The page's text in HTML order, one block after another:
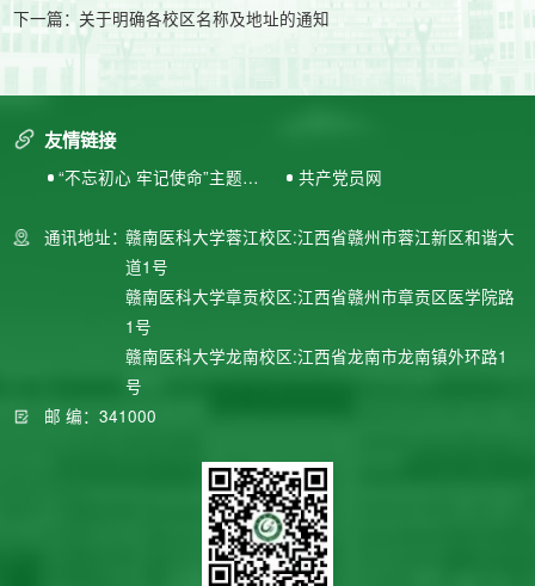
下一篇：关于明确各校区名称及地址的通知
友情链接
“不忘初心 牢记使命”主题教
共产党员网
通讯地址：赣南医科大学蓉江校区:江西省赣州市蓉江新区和谐大
道1号
赣南医科大学章贡校区:江西省赣州市章贡区医学院路
1号
赣南医科大学龙南校区:江西省龙南市龙南镇外环路1
号
邮 编：341000